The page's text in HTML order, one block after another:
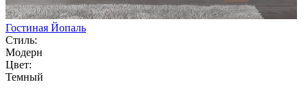
Гостиная Йопаль
Стиль:
Модерн
Цвет:
Темный